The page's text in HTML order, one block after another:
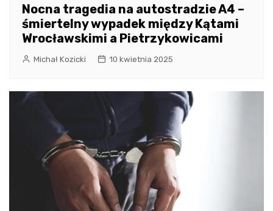
Nocna tragedia na autostradzie A4 –
śmiertelny wypadek między Kątami
Wrocławskimi a Pietrzykowicami
Michał Kozicki 10 kwietnia 2025